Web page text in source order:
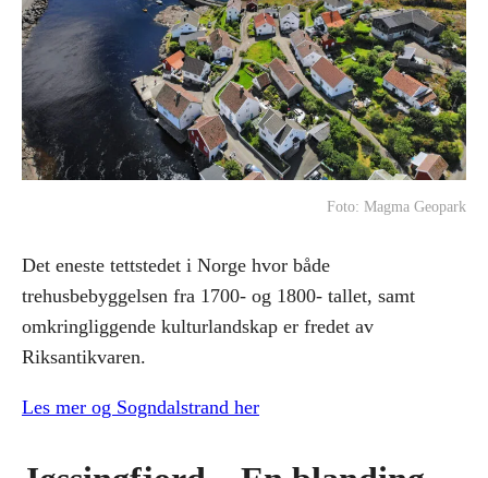
Foto: Magma Geopark
Det eneste tettstedet i Norge hvor både
trehusbebyggelsen fra 1700- og 1800- tallet, samt
omkringliggende kulturlandskap er fredet av
Riksantikvaren.
Les mer og Sogndalstrand her